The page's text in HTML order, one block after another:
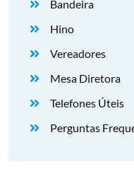
Bandeira
Hino
Vereadores
Mesa Diretora
Telefones Úteis
Perguntas